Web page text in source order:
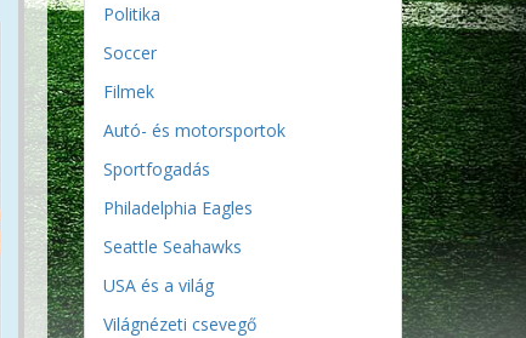
Politika
Soccer
Filmek
Autó- és motorsportok
Sportfogadás
Philadelphia Eagles
Seattle Seahawks
USA és a világ
Világnézeti csevegő